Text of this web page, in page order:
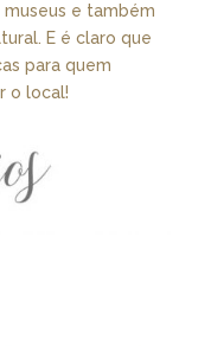
e também
E é claro que
para quem
o local!